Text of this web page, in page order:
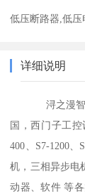
低压断路器,低
详细说明
浔之漫智控
国，西门子工控
400、S7-1200、
机，三相异步电
动器、软件 等